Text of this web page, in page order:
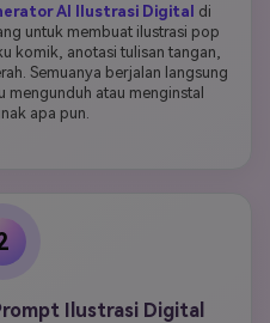
AI Ilustrasi Digital di
untuk membuat ilustrasi pop
komik, anotasi tulisan tangan,
Semuanya berjalan langsung
atau menginstal
apa pun.
Ilustrasi Digital